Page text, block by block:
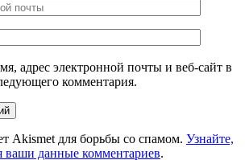
адрес электронной почты и веб-сайт в
комментария.
Akismet для борьбы со спамом. Узнайте,
ваши данные комментариев.